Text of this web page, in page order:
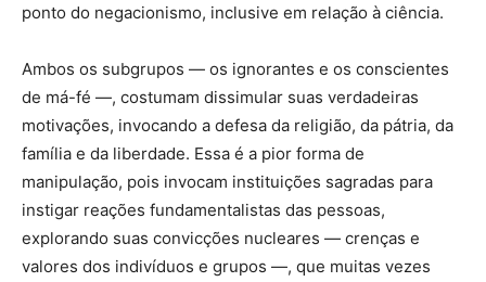
ponto do negacionismo, inclusive em relação à ciência.
Ambos os subgrupos — os ignorantes e os conscientes
de má-fé —, costumam dissimular suas verdadeiras
motivações, invocando a defesa da religião, da pátria, da
família e da liberdade. Essa é a pior forma de
manipulação, pois invocam instituições sagradas para
instigar reações fundamentalistas das pessoas,
explorando suas convicções nucleares — crenças e
valores dos indivíduos e grupos —, que muitas vezes